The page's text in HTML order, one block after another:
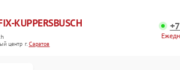
KUPPERSBUSCH
центр г.Саратов